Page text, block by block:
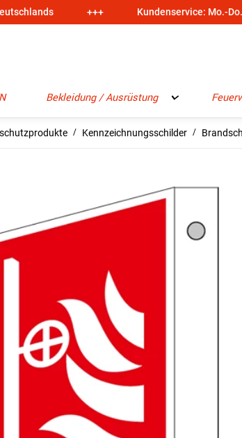
+++ Kundenservice: Mo.-
Bekleidung / Ausrüstung
Kennzeichnungsschilder